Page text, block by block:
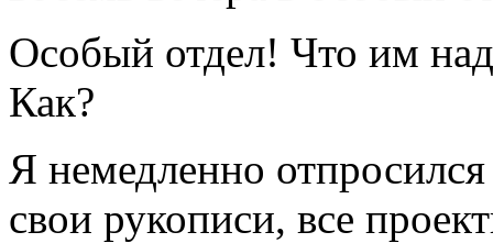
Особый отдел! Что им
Как?
Я немедленно
свои рукописи, все